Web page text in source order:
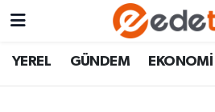
YEREL GÜNDEM EKONOMİ